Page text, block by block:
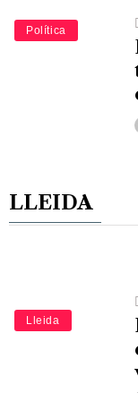
Política
LLEIDA
Lleida